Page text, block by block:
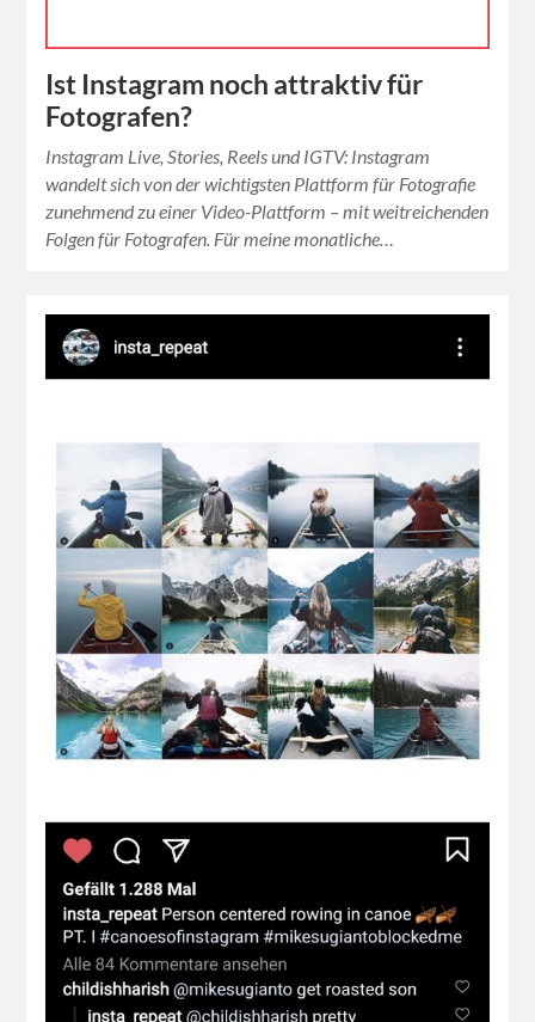
Ist Instagram noch attraktiv für
Fotografen?
Instagram Live, Stories, Reels und IGTV: Instagram
wandelt sich von der wichtigsten Plattform für Fotografie
zunehmend zu einer Video-Plattform – mit weitreichenden
Folgen für Fotografen. Für meine monatliche…